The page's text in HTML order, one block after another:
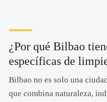
¿Por qué Bilbao
específicas de
Bilbao no es solo una
que combina naturaleza,